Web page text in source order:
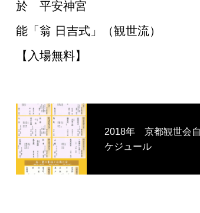
於 平安神宮
能「翁 日吉式」（観世流）
【入場無料】
2018年 京都観世会
ケジュール